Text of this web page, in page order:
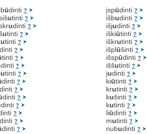
ūdinti ?
utinti ?
udinti ?
utinti ?
utinti ?
dinti ?
tinti ?
dinti ?
utinti ?
dinti ?
dinti ?
dinti ?
dinti ?
?
dinti ?
dinti ?
įspūdinti ?
išbudinti ?
išjudinti ?
iškiūtinti ?
iškrutinti ?
išplūšinti ?
išspūdinti ?
iššutinti ?
judinti ?
kiūtinti ?
krutinti ?
kušinti ?
kutinti ?
liūdinti ?
mutinti ?
nubudinti ?